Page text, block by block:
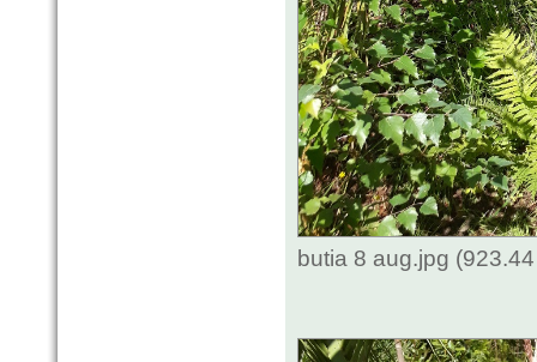
butia 8 aug.jpg